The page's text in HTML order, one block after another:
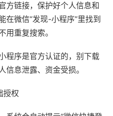
方链接，保护好个人信息和
在微信“发现-小程序”里找到
用重复搜索。
程序是官方认证的，别下载
信息泄露、资金受损。
授权